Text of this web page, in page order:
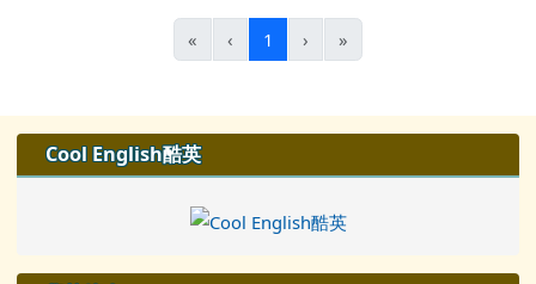
« ‹ 1 (目前頁次)
› »
左邊區域內容
Cool English酷英